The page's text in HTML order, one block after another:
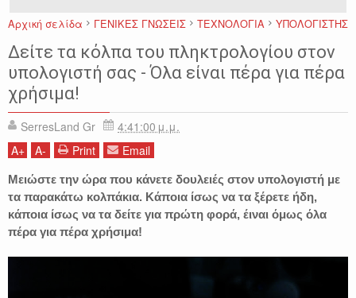
Αρχική σελίδα ΓΕΝΙΚΕΣ ΓΝΩΣΕΙΣ ΤΕΧΝΟΛΟΓΙΑ ΥΠΟΛΟΓΙΣΤΗΣ
Δείτε τα κόλπα του πληκτρολογίου στον
υπολογιστή σας - Όλα είναι πέρα για πέρα
χρήσιμα!
SerresLand Gr
4:41:00 μ.μ.
A+ A- Print Email
Μειώστε την ώρα που κάνετε δουλειές στον υπολογιστή με
τα παρακάτω κολπάκια. Κάποια ίσως να τα ξέρετε ήδη,
κάποια ίσως να τα δείτε για πρώτη φορά, έιναι όμως όλα
πέρα για πέρα χρήσιμα!